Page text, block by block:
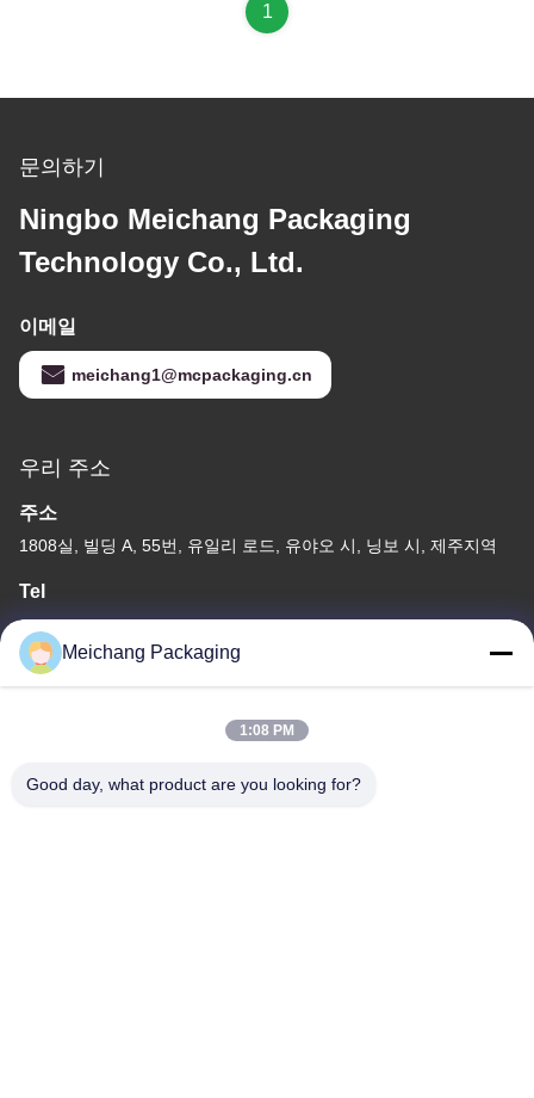
1
문의하기
Ningbo Meichang Packaging
Technology Co., Ltd.
이메일
meichang1@mcpackaging.cn
우리 주소
주소
1808실, 빌딩 A, 55번, 유일리 로드, 유야오 시, 닝보 시, 제주지역
Tel
0086-574-62797016
개인 정보 정책|사이트맵
Meichang Packaging
1:08 PM
Good day, what product are you looking for?